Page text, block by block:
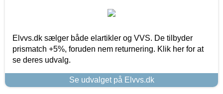
Elvvs.dk sælger både elartikler og VVS. De tilbyder
prismatch +5%, foruden nem returnering. Klik her for at
se deres udvalg.
Se udvalget på Elvvs.dk